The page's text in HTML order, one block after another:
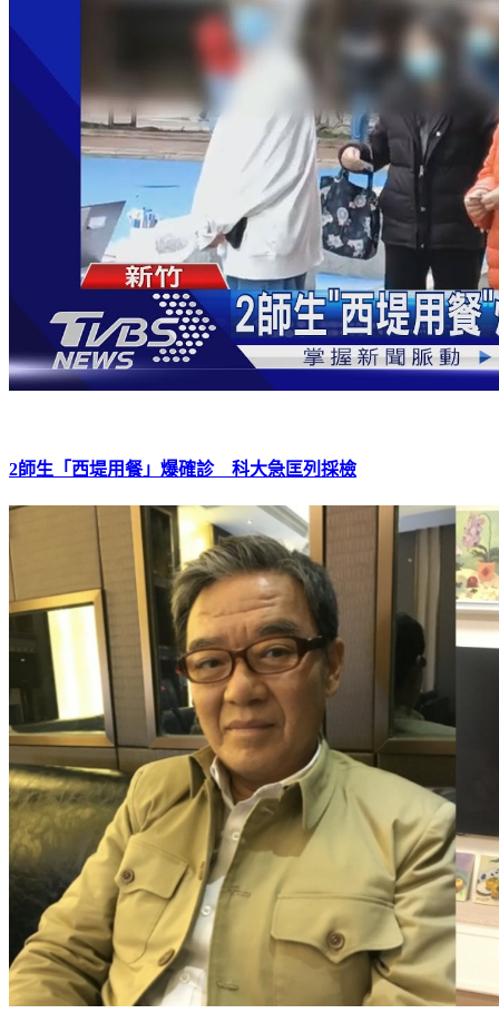
2師生「西堤用餐」爆確診 科大急匡列採檢